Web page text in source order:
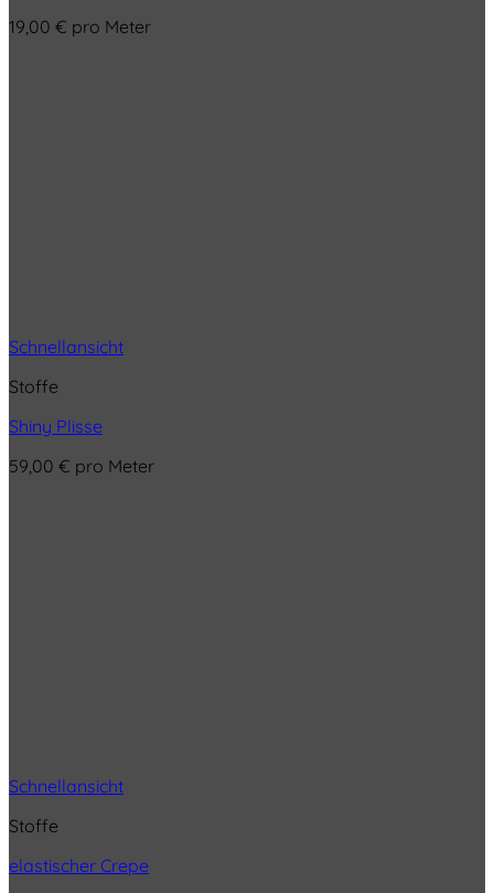
19,00 € pro Meter
Schnellansicht
Stoffe
Shiny Plisse
59,00 € pro Meter
Schnellansicht
Stoffe
elastischer Crepe